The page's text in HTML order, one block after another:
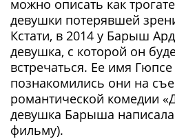
можно описать как
девушки потерявшей
Кстати, в 2014 у Барыш
девушка, с которой он
встречаться. Ее имя
познакомились они на
романтической комедии
девушка Барыша
фильму).